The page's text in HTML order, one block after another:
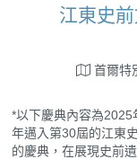
江東史前
首爾特
*以下慶典內容為
年邁入第30屆的江東
的慶典，在展現史前